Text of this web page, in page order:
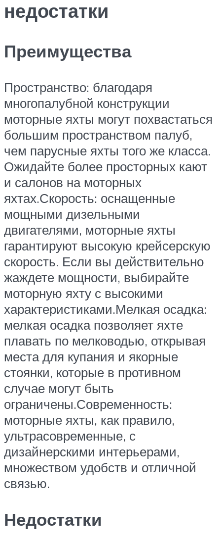
недостатки
Преимущества
Пространство: благодаря
многопалубной конструкции
моторные яхты могут похвастаться
большим пространством палуб,
чем парусные яхты того же класса.
Ожидайте более просторных кают
и салонов на моторных
яхтах.Скорость: оснащенные
мощными дизельными
двигателями, моторные яхты
гарантируют высокую крейсерскую
скорость. Если вы действительно
жаждете мощности, выбирайте
моторную яхту с высокими
характеристиками.Мелкая осадка:
мелкая осадка позволяет яхте
плавать по мелководью, открывая
места для купания и якорные
стоянки, которые в противном
случае могут быть
ограничены.Современность:
моторные яхты, как правило,
ультрасовременные, с
дизайнерскими интерьерами,
множеством удобств и отличной
связью.
Недостатки